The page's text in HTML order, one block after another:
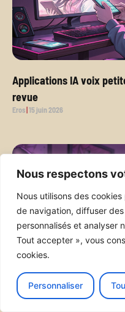
Nous respectons
Nous utilisons des
de navigation, diffuser
personnalisés et analyser
Tout accepter », vous
cookies.
Personnaliser
Applications IA voix
revue
Eros 15 juin 2026
De Nutaku à Candy AI :